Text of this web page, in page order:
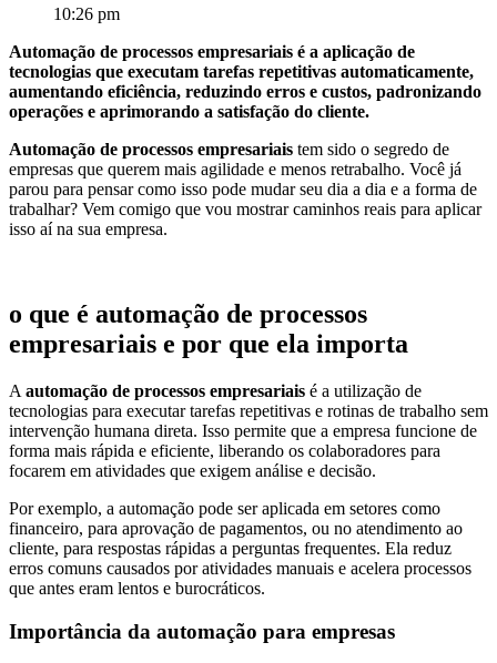
10:26 pm
Automação de processos empresariais é a aplicação de
tecnologias que executam tarefas repetitivas automaticamente,
aumentando eficiência, reduzindo erros e custos, padronizando
operações e aprimorando a satisfação do cliente.
Automação de processos empresariais tem sido o segredo de
empresas que querem mais agilidade e menos retrabalho. Você já
parou para pensar como isso pode mudar seu dia a dia e a forma de
trabalhar? Vem comigo que vou mostrar caminhos reais para aplicar
isso aí na sua empresa.
o que é automação de processos
empresariais e por que ela importa
A automação de processos empresariais é a utilização de
tecnologias para executar tarefas repetitivas e rotinas de trabalho sem
intervenção humana direta. Isso permite que a empresa funcione de
forma mais rápida e eficiente, liberando os colaboradores para
focarem em atividades que exigem análise e decisão.
Por exemplo, a automação pode ser aplicada em setores como
financeiro, para aprovação de pagamentos, ou no atendimento ao
cliente, para respostas rápidas a perguntas frequentes. Ela reduz
erros comuns causados por atividades manuais e acelera processos
que antes eram lentos e burocráticos.
Importância da automação para empresas